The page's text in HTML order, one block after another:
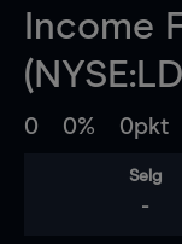
Income
0 0% 0pkt
Selg
-